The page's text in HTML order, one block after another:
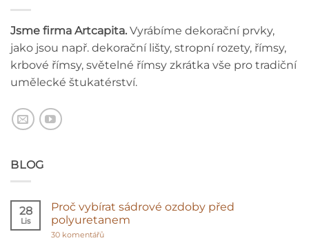
Jsme firma Artcapita. Vyrábíme dekorační prvky,
jako jsou např. dekorační lišty, stropní rozety, římsy,
krbové římsy, světelné římsy zkrátka vše pro tradiční
umělecké štukatérství.
BLOG
28
Lis
Proč vybírat sádrové ozdoby před
polyuretanem
30 komentářůu